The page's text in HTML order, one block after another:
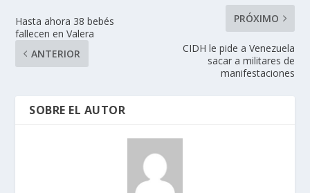
Hasta ahora 38 bebés
fallecen en Valera
ANTERIOR
PRÓXIMO
CIDH le pide a Venezuela
sacar a militares de
manifestaciones
SOBRE EL AUTOR